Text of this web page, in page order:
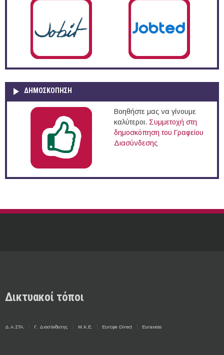
ΔΗΜΟΣΚΌΠΗΣΗ
Βοηθήστε μας να γίνουμε
καλύτεροι. Συμμετοχή στη
δημοσκόπηση του Γραφείου
Διασύνδεσης
Δικτυακοί τόποι
Δ.Α.ΣΤΑ. Γ. Διασύνδεσης Μ.Κ.Ε. Europe Direct Euraxess